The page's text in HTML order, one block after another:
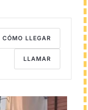
CÓMO LLEGAR
LLAMAR